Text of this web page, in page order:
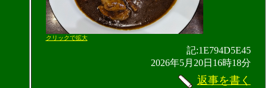
クリックで拡大
記:1E794D5E45
2026年5月20日16時18分
返事を書く